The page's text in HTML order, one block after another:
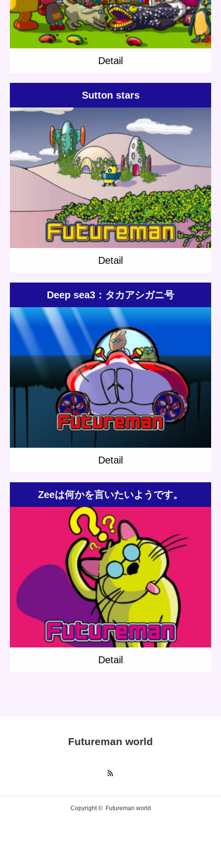
Detail
Sutton stars
Update: 2018.07.25
Category:Short story Planet Travel
Detail
Detail
Deep sea3：タカアシガニ号
Update:2019.04.27
Category:Short story Deep sea
Detail
Detail
Zeeは何かを言いたいようです。
Update:2021.04.12
Category:Zee Short story Planet Travel
Detail
Detail
Futureman world
Copyright © Futureman world